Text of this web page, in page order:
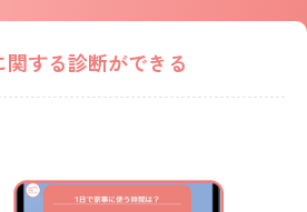
する診断ができる